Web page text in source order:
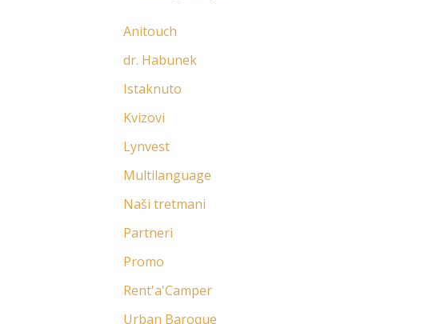
Anitouch
dr. Habunek
Istaknuto
Kvizovi
Lynvest
Multilanguage
Naši tretmani
Partneri
Promo
Rent'a'Camper
Urban Baroque